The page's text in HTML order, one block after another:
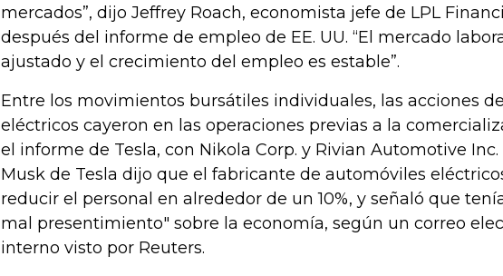
mercados”, dijo Jeffrey Roach, economista jefe de LPL
después del informe de empleo de EE. UU. “El mercado
ajustado y el crecimiento del empleo es estable”.
Entre los movimientos bursátiles individuales, las acciones
eléctricos cayeron en las operaciones previas a la
el informe de Tesla, con Nikola Corp. y Rivian Automotive Inc.
Musk de Tesla dijo que el fabricante de automóviles
reducir el personal en alrededor de un 10%, y señaló que
mal presentimiento" sobre la economía, según un correo
interno visto por Reuters.